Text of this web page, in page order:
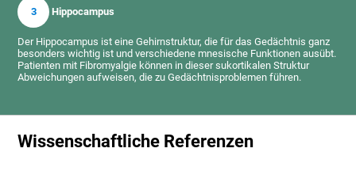
3 Hippocampus
Der Hippocampus ist eine Gehirnstruktur, die für das Gedächtnis ganz
besonders wichtig ist und verschiedene mnesische Funktionen ausübt.
Patienten mit Fibromyalgie können in dieser sukortikalen Struktur
Abweichungen aufweisen, die zu Gedächtnisproblemen führen.
Wissenschaftliche Referenzen